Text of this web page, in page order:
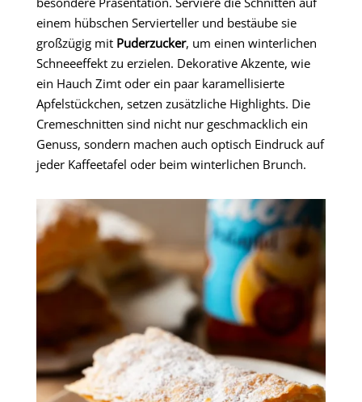
einem hübschen Servierteller und bestäube sie
großzügig mit Puderzucker, um einen winterlichen
Schneeeffekt zu erzielen. Dekorative Akzente, wie
ein Hauch Zimt oder ein paar karamellisierte
Apfelstückchen, setzen zusätzliche Highlights. Die
Cremeschnitten sind nicht nur geschmacklich ein
Genuss, sondern machen auch optisch Eindruck auf
jeder Kaffeetafel oder beim winterlichen Brunch.